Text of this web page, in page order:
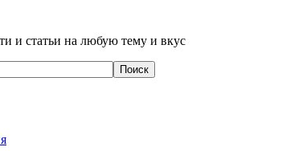
и статьи на любую тему и вкус